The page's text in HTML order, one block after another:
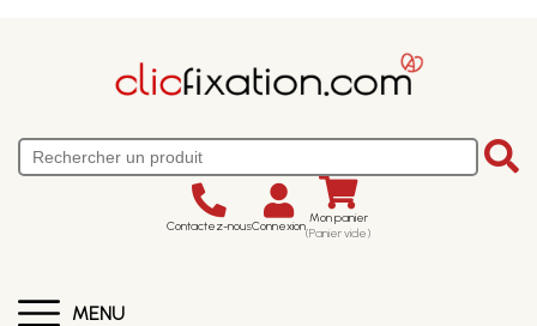
Contactez-nousConnexion Mon panier
(Panier vide)
MENU